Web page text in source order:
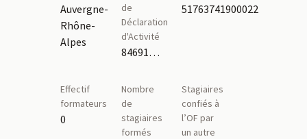
Auvergne-
Rhône-
Alpes
de
Déclaration
d'Activité
84691546769
51763741900022
Effectif
formateurs
0
Nombre
de
stagiaires
formés
Stagiaires
confiés à
l’OF par
un autre